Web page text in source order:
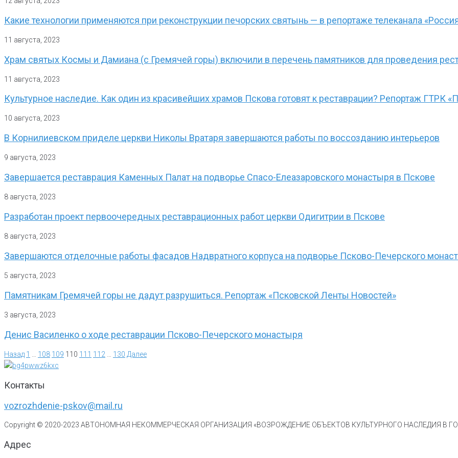
Какие технологии применяются при реконструкции печорских святынь — в репортаже телеканала
11 августа, 2023
Храм святых Космы и Дамиана (с Гремячей горы) включили в перечень памятников для проведения
11 августа, 2023
Культурное наследие. Как один из красивейших храмов Пскова готовят к реставрации? Репортаж ГТРК
10 августа, 2023
В Корнилиевском приделе церкви Николы Вратаря завершаются работы по воссозданию интерьеров
9 августа, 2023
Завершается реставрация Каменных Палат на подворье Спасо-Елеазаровского монастыря в Пскове
8 августа, 2023
Разработан проект первоочередных реставрационных работ церкви Одигитрии в Пскове
8 августа, 2023
Завершаются отделочные работы фасадов Надвратного корпуса на подворье Псково-Печерского
5 августа, 2023
Памятникам Гремячей горы не дадут разрушиться. Репортаж «Псковской Ленты Новостей»
3 августа, 2023
Денис Василенко о ходе реставрации Псково-Печерского монастыря
Назад 1 108 109 110 111 112 130 Далее
Контакты
vozrozhdenie-pskov@mail.ru
Copyright © 2020-2023 АВТОНОМНАЯ НЕКОММЕРЧЕСКАЯ ОРГАНИЗАЦИЯ «ВОЗРОЖДЕНИЕ ОБЪЕКТОВ КУЛЬТУРНОГО НАСЛЕДИЯ В
Адрес